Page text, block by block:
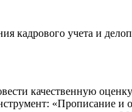
кадрового учета и
качественную
«Прописание и